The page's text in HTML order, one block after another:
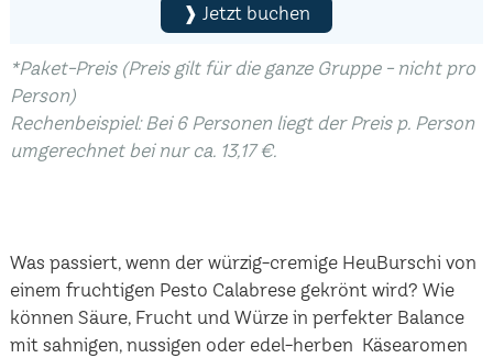
❱ Jetzt buchen
*Paket-Preis (Preis gilt für die ganze Gruppe - nicht pro
Person)
Rechenbeispiel: Bei 6 Personen liegt der Preis p. Person
umgerechnet bei nur ca. 13,17 €.
Was passiert, wenn der würzig-cremige HeuBurschi von
einem fruchtigen Pesto Calabrese gekrönt wird? Wie
können Säure, Frucht und Würze in perfekter Balance
mit sahnigen, nussigen oder edel-herben Käsearomen